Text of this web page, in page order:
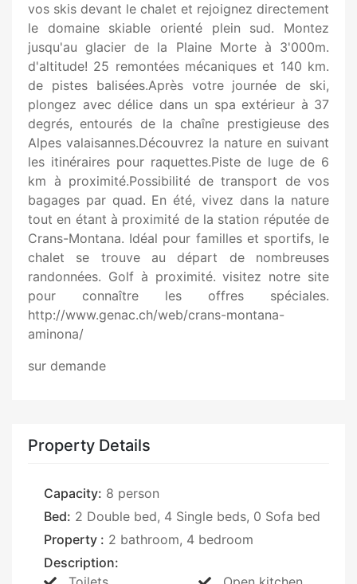
vos skis devant le chalet et rejoignez directement
le domaine skiable orienté plein sud. Montez
jusqu'au glacier de la Plaine Morte à 3'000m.
d'altitude! 25 remontées mécaniques et 140 km.
de pistes balisées.Après votre journée de ski,
plongez avec délice dans un spa extérieur à 37
degrés, entourés de la chaîne prestigieuse des
Alpes valaisannes.Découvrez la nature en suivant
les itinéraires pour raquettes.Piste de luge de 6
km à proximité.Possibilité de transport de vos
bagages par quad. En été, vivez dans la nature
tout en étant à proximité de la station réputée de
Crans-Montana. Idéal pour familles et sportifs, le
chalet se trouve au départ de nombreuses
randonnées. Golf à proximité. visitez notre site
pour connaître les offres spéciales.
http://www.genac.ch/web/crans-montana-
aminona/
sur demande
Property Details
Capacity: 8 person
Bed: 2 Double bed, 4 Single beds, 0 Sofa bed
Property : 2 bathroom, 4 bedroom
Description: